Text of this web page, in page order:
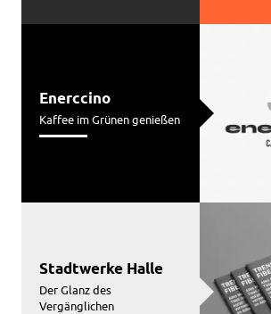
Enerccino
Kaffee im Grünen genießen
Stadtwerke Halle
Der Glanz des
Vergänglichen